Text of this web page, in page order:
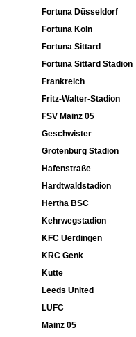
Fortuna Düsseldorf
Fortuna Köln
Fortuna Sittard
Fortuna Sittard Stadion
Frankreich
Fritz-Walter-Stadion
FSV Mainz 05
Geschwister
Grotenburg Stadion
Hafenstraße
Hardtwaldstadion
Hertha BSC
Kehrwegstadion
KFC Uerdingen
KRC Genk
Kutte
Leeds United
LUFC
Mainz 05